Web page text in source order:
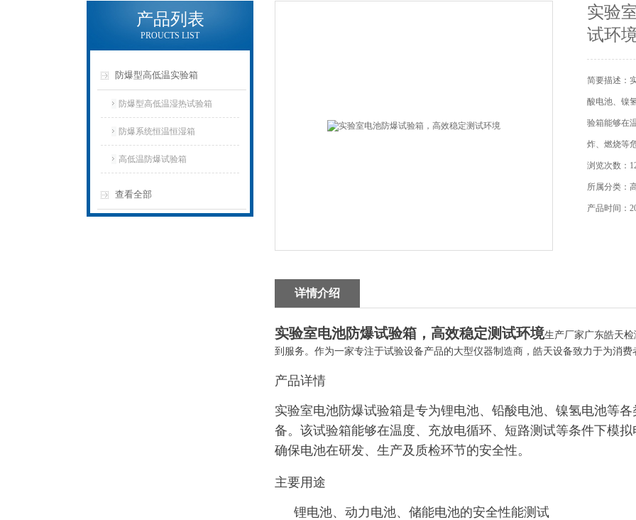
产品列表
PROUCTS LIST
防爆型高低温实验箱
防爆型高低温湿热试验箱
防爆系统恒温恒湿箱
高低温防爆试验箱
查看全部
实验
试环
简要描述：
酸电池、镍
验箱能够在
炸、燃烧等
浏览次数：
所属分类：
产品时间：
详情介绍
实验室电池防爆试验箱，高效稳定测试环境生产厂家广东皓天
到服务。作为一家专注于试验设备产品的大型仪器制造商，皓天设备致力于为消费
产品详情
实验室电池防爆试验箱是专为锂电池、铅酸电池、镍氢电池等
备。该试验箱能够在温度、充放电循环、短路测试等条件下模
确保电池在研发、生产及质检环节的安全性。
主要用途
锂电池、动力电池、储能电池的安全性能测试